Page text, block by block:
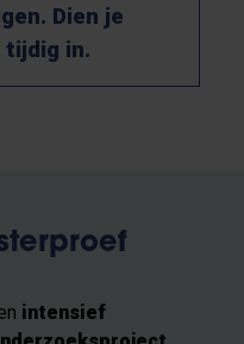
Dien je
in.
intensief